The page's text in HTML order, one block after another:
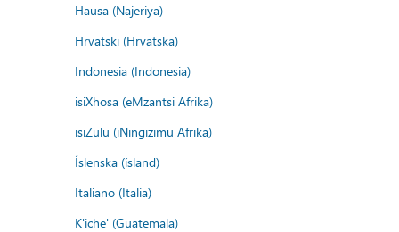
Hausa (Najeriya)
Hrvatski (Hrvatska)
Indonesia (Indonesia)
isiXhosa (eMzantsi Afrika)
isiZulu (iNingizimu Afrika)
Íslenska (ísland)
Italiano (Italia)
K'iche' (Guatemala)